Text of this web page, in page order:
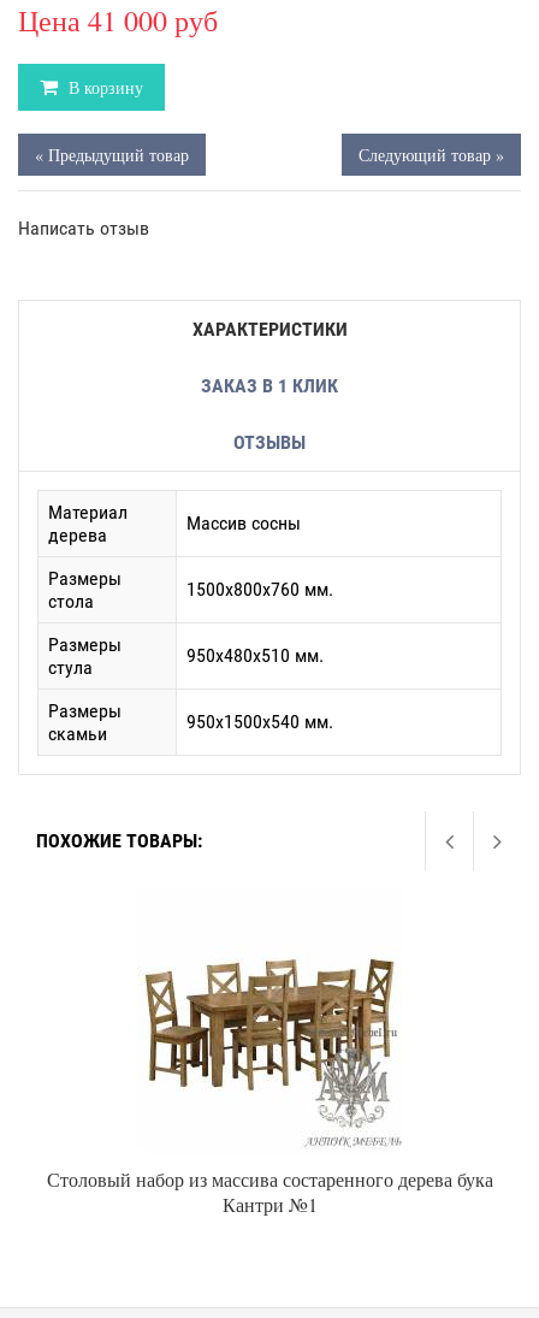
Цена41 000 руб
В корзину
« Предыдущий товар Следующий товар »
Написать отзыв
ХАРАКТЕРИСТИКИ
ЗАКАЗ В 1 КЛИК
ОТЗЫВЫ
Материал
дерева
Массив сосны
Размеры
стола
1500х800х760 мм.
Размеры
стула
950х480х510 мм.
Размеры
скамьи
950х1500х540 мм.
ПОХОЖИЕ ТОВАРЫ:
Столовый набор из массива состаренного дерева бука
Кантри №1